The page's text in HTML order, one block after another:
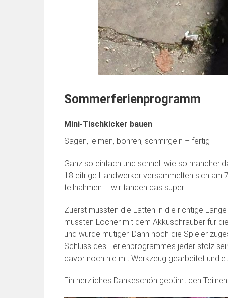
Sommerferienprogramm
Mini-Tischkicker bauen
Sägen, leimen, bohren, schmirgeln – fertig
Ganz so einfach und schnell wie so mancher
18 eifrige Handwerker versammelten sich am
teilnahmen – wir fanden das super.
Zuerst mussten die Latten in die richtige
mussten Löcher mit dem Akkuschrauber für
und wurde mutiger. Dann noch die Spieler
Schluss des Ferienprogrammes jeder stolz
davor noch nie mit Werkzeug gearbeitet und
Ein herzliches Dankeschön gebührt den